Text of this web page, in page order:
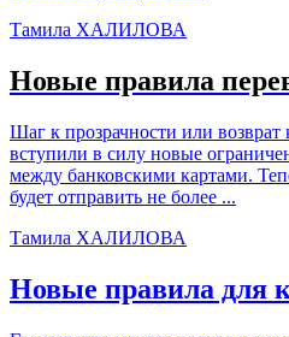
Тамила ХАЛИЛОВА
Новые правила
Шаг к прозрачности или
вступили в силу новые
между банковскими картами.
будет отправить не более ...
Тамила ХАЛИЛОВА
Новые правила для